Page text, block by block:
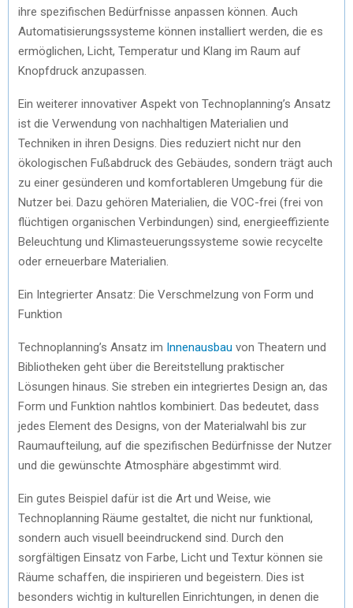
ihre spezifischen Bedürfnisse anpassen können. Auch
Automatisierungssysteme können installiert werden, die es
ermöglichen, Licht, Temperatur und Klang im Raum auf
Knopfdruck anzupassen.
Ein weiterer innovativer Aspekt von Technoplanning’s Ansatz
ist die Verwendung von nachhaltigen Materialien und
Techniken in ihren Designs. Dies reduziert nicht nur den
ökologischen Fußabdruck des Gebäudes, sondern trägt auch
zu einer gesünderen und komfortableren Umgebung für die
Nutzer bei. Dazu gehören Materialien, die VOC-frei (frei von
flüchtigen organischen Verbindungen) sind, energieeffiziente
Beleuchtung und Klimasteuerungssysteme sowie recycelte
oder erneuerbare Materialien.
Ein Integrierter Ansatz: Die Verschmelzung von Form und
Funktion
Technoplanning’s Ansatz im Innenausbau von Theatern und
Bibliotheken geht über die Bereitstellung praktischer
Lösungen hinaus. Sie streben ein integriertes Design an, das
Form und Funktion nahtlos kombiniert. Das bedeutet, dass
jedes Element des Designs, von der Materialwahl bis zur
Raumaufteilung, auf die spezifischen Bedürfnisse der Nutzer
und die gewünschte Atmosphäre abgestimmt wird.
Ein gutes Beispiel dafür ist die Art und Weise, wie
Technoplanning Räume gestaltet, die nicht nur funktional,
sondern auch visuell beeindruckend sind. Durch den
sorgfältigen Einsatz von Farbe, Licht und Textur können sie
Räume schaffen, die inspirieren und begeistern. Dies ist
besonders wichtig in kulturellen Einrichtungen, in denen die